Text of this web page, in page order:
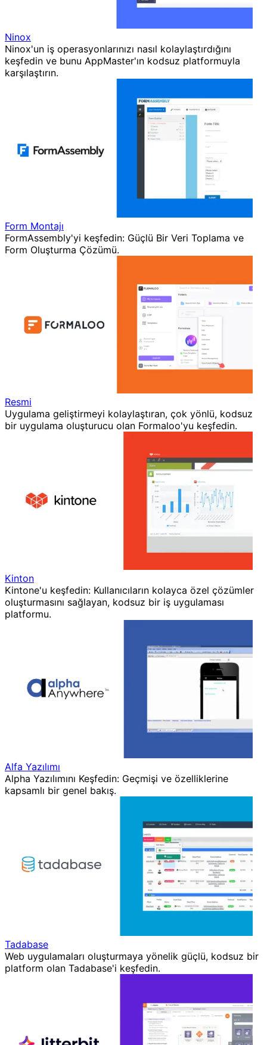
Ninox
Ninox'un iş operasyonlarınızı nasıl kolaylaştırdığını
keşfedin ve bunu AppMaster'ın kodsuz platformuyla
karşılaştırın.
Form Montajı
FormAssembly'yi keşfedin: Güçlü Bir Veri Toplama ve
Form Oluşturma Çözümü.
Resmi
Uygulama geliştirmeyi kolaylaştıran, çok yönlü, kodsuz
bir uygulama oluşturucu olan Formaloo'yu keşfedin.
Kinton
Kintone'u keşfedin: Kullanıcıların kolayca özel çözümler
oluşturmasını sağlayan, kodsuz bir iş uygulaması
platformu.
Alfa Yazılımı
Alpha Yazılımını Keşfedin: Geçmişi ve özelliklerine
kapsamlı bir genel bakış.
Tadabase
Web uygulamaları oluşturmaya yönelik güçlü, kodsuz bir
platform olan Tadabase'i keşfedin.